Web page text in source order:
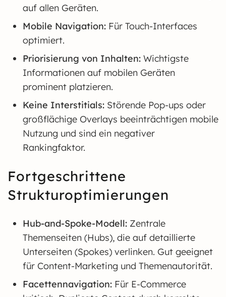
auf allen Geräten.
Mobile Navigation: Für Touch-Interfaces
optimiert.
Priorisierung von Inhalten: Wichtigste
Informationen auf mobilen Geräten
prominent platzieren.
Keine Interstitials: Störende Pop-ups oder
großflächige Overlays beeinträchtigen mobile
Nutzung und sind ein negativer
Rankingfaktor.
Fortgeschrittene
Strukturoptimierungen
Hub-and-Spoke-Modell: Zentrale
Themenseiten (Hubs), die auf detaillierte
Unterseiten (Spokes) verlinken. Gut geeignet
für Content-Marketing und Themenautorität.
Facettennavigation: Für E-Commerce